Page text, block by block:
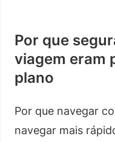
Por que
viagem eram
plano
Por que navegar
navegar mais